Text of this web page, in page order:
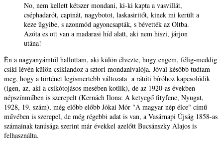
No, nem kellett kétszer mondani, ki-ki kapta a vasvillát,
cséphadarót, capinát, nagybotot, laskasiritőt, kinek mi került a
keze ügyibe, s azonmód agyoncsapták, s bévették az Oltba.
Azóta es ott van a madarasi híd alatt, aki nem hiszi, járjon
utána!
Én a nagyanyámtól hallottam, aki külön élvezte, hogy engem, félig-meddig
csíki lévén külön csiklandoz a sztori mondanivalója. Jóval később tudtam
meg, hogy a történet legismertebb változata a rátóti bíróhoz kapcsolódik
(igen, az, aki a csikótojásos mesében kotlik), de az 1920-as években
népszínműben is szerepelt (Kernách Ilona: A ketyegő fityfene, Nyugat,
1928, 19. szám), még előbb előbb Jókai Mór "A magyar nép élce" című
művében is szerepel, de még régebbi adat is van, a Vasárnapi Újság 1858-as
számainak tanúsága szerint már évekkel azelőtt Bucsánszky Alajos is
felhasználta.